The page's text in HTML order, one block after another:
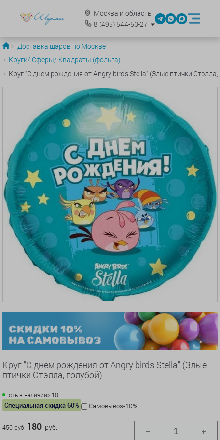
Москва и область
8 (495)544-50-27
Доставка шаров по Москве
Круги/ Сферы/ Квадраты (фольга)
Круг "С днем рождения от Angry birds Stella" (Злые птички Стэлла,
Круг "С днем рождения от Angry birds Stella" (Злые
птички Стэлла, голубой)
Есть в наличии> 10
Специальная скидка 60% Самовывоз-10%
450 руб. 180 руб.